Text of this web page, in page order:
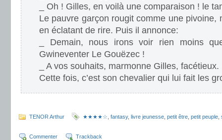
_ Oh ! Gilles, en voilà une comparaison ! le
Le pauvre garçon rougit comme une pivoine,
en éclatant de rire. Puis il annonce:
_ Demain, nous irons voir rien moins
Gwineventer Le Gouëzec !
_ A vos souhaits, marmonne Gilles, facétieux.
Cette fois, c’est son chevalier qui lui fait les
TENOR Arthur ★★★★☆ fantasy, livre jeunesse petit être petit peuple
Commenter Trackback